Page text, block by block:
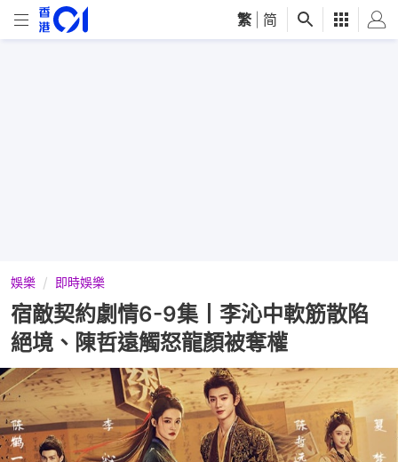
繁 简
娛樂 即時娛樂
宿敵契約劇情6-9集丨李沁中軟筋散陷
絕境、陳哲遠觸怒龍顏被奪權